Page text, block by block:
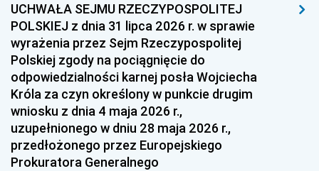
UCHWAŁA SEJMU RZECZYPOSPOLITEJ
POLSKIEJ z dnia 31 lipca 2026 r. w sprawie
wyrażenia przez Sejm Rzeczypospolitej
Polskiej zgody na pociągnięcie do
odpowiedzialności karnej posła Wojciecha
Króla za czyn określony w punkcie drugim
wniosku z dnia 4 maja 2026 r.,
uzupełnionego w dniu 28 maja 2026 r.,
przedłożonego przez Europejskiego
Prokuratora Generalnego